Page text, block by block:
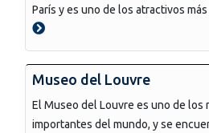
París y es uno de los atractivos
Museo del Louvre
El Museo del Louvre es uno de los
importantes del mundo, y se